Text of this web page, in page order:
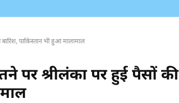
पाकिस्तान भी हुआ मालामाल
पर श्रीलंका पर हुई पैसों की